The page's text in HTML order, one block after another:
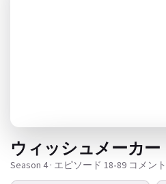
ウィッシュメーカー
Season 4 · エピソード 18•89 コメント